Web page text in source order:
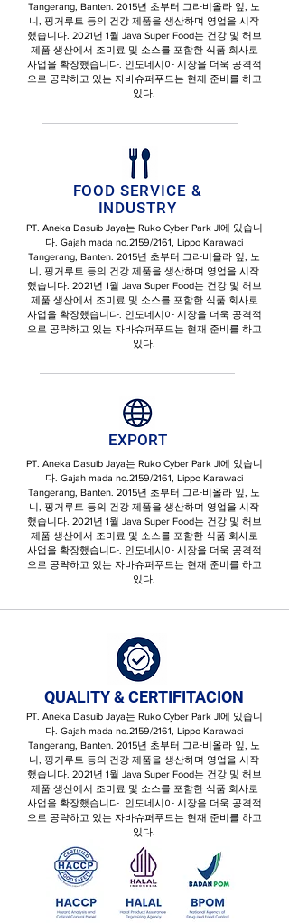
Tangerang, Banten. 2015년 초부터 그라비올라 잎, 노
니, 핑거루트 등의 건강 제품을 생산하며 영업을 시작
했습니다. 2021년 1월 Java Super Food는 건강 및 허브
제품 생산에서 조미료 및 소스를 포함한 식품 회사로
사업을 확장했습니다. 인도네시아 시장을 더욱 공격적
으로 공략하고 있는 자바슈퍼푸드는 현재 준비를 하고
있다.
FOOD SERVICE &
INDUSTRY
PT. Aneka Dasuib Jaya는 Ruko Cyber ​​Park Jl에 있습니
다. Gajah mada no.2159/2161, Lippo Karawaci
Tangerang, Banten. 2015년 초부터 그라비올라 잎, 노
니, 핑거루트 등의 건강 제품을 생산하며 영업을 시작
했습니다. 2021년 1월 Java Super Food는 건강 및 허브
제품 생산에서 조미료 및 소스를 포함한 식품 회사로
사업을 확장했습니다. 인도네시아 시장을 더욱 공격적
으로 공략하고 있는 자바슈퍼푸드는 현재 준비를 하고
있다.
EXPORT
PT. Aneka Dasuib Jaya는 Ruko Cyber ​​Park Jl에 있습니
다. Gajah mada no.2159/2161, Lippo Karawaci
Tangerang, Banten. 2015년 초부터 그라비올라 잎, 노
니, 핑거루트 등의 건강 제품을 생산하며 영업을 시작
했습니다. 2021년 1월 Java Super Food는 건강 및 허브
제품 생산에서 조미료 및 소스를 포함한 식품 회사로
사업을 확장했습니다. 인도네시아 시장을 더욱 공격적
으로 공략하고 있는 자바슈퍼푸드는 현재 준비를 하고
있다.
QUALITY & CERTIFITACION
PT. Aneka Dasuib Jaya는 Ruko Cyber ​​Park Jl에 있습니
다. Gajah mada no.2159/2161, Lippo Karawaci
Tangerang, Banten. 2015년 초부터 그라비올라 잎, 노
니, 핑거루트 등의 건강 제품을 생산하며 영업을 시작
했습니다. 2021년 1월 Java Super Food는 건강 및 허브
제품 생산에서 조미료 및 소스를 포함한 식품 회사로
사업을 확장했습니다. 인도네시아 시장을 더욱 공격적
으로 공략하고 있는 자바슈퍼푸드는 현재 준비를 하고
있다.